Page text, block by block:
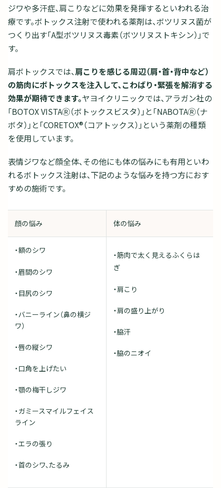
ジワや多汗症、肩こりなどに効果を発揮するといわれる治
療です。ボトックス注射で使われる薬剤は、ボツリヌス菌が
つくり出す「A型ボツリヌス毒素（ボツリヌストキシン）」で
す。
肩ボトックスでは、肩こりを感じる周辺（肩・首・背中など）
の筋肉にボトックスを注入して、こわばり・緊張を解消する
効果が期待できます。ヤヨイクリニックでは、アラガン社の
「BOTOX VISTAⓇ（ボトックスビスタ）」と「NABOTAⓇ（ナ
ボタ）」と「CORETOX®（コアトックス）」という薬剤の種類
を使用しています。
表情ジワなど顔全体、その他にも体の悩みにも有用といわ
れるボトックス注射は、下記のような悩みを持つ方におす
すめの施術です。
顔の悩み 体の悩み
・額のシワ
・眉間のシワ
・目尻のシワ
・バニーライン（鼻の横ジ
ワ）
・唇の縦シワ
・口角を上げたい
・顎の梅干しジワ
・ガミースマイルフェイス
ライン
・エラの張り
・首のシワ、たるみ
・筋肉で太く見えるふくらは
ぎ
・肩こり
・肩の盛り上がり
・脇汗
・脇のニオイ